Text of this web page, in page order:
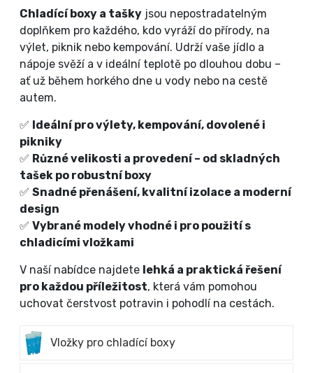
Chladící boxy a tašky jsou nepostradatelným
doplňkem pro každého, kdo vyráží do přírody, na
výlet, piknik nebo kempování. Udrží vaše jídlo a
nápoje svěží a v ideální teplotě po dlouhou dobu –
ať už během horkého dne u vody nebo na cestě
autem.
✅ Ideální pro výlety, kempování, dovolené i
pikniky
✅ Různé velikosti a provedení – od skladných
tašek po robustní boxy
✅ Snadné přenášení, kvalitní izolace a moderní
design
✅ Vybrané modely vhodné i pro použití s
chladicími vložkami
V naší nabídce najdete lehká a praktická řešení
pro každou příležitost, která vám pomohou
uchovat čerstvost potravin i pohodlí na cestách.
Vložky pro chladící boxy